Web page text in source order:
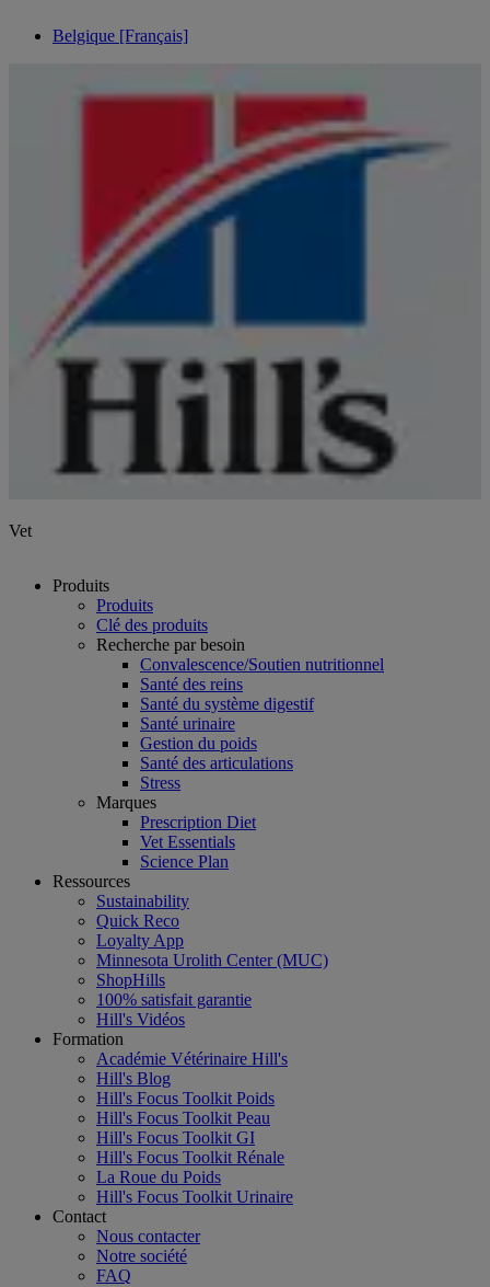
Belgique [Français]
Vet
Produits
Produits
Clé des produits
Recherche par besoin
Convalescence/Soutien nutritionnel
Santé des reins
Santé du système digestif
Santé urinaire
Gestion du poids
Santé des articulations
Stress
Marques
Prescription Diet
Vet Essentials
Science Plan
Ressources
Sustainability
Quick Reco
Loyalty App
Minnesota Urolith Center (MUC)
ShopHills
100% satisfait garantie
Hill's Vidéos
Formation
Académie Vétérinaire Hill's
Hill's Blog
Hill's Focus Toolkit Poids
Hill's Focus Toolkit Peau
Hill's Focus Toolkit GI
Hill's Focus Toolkit Rénale
La Roue du Poids
Hill's Focus Toolkit Urinaire
Contact
Nous contacter
Notre société
FAQ